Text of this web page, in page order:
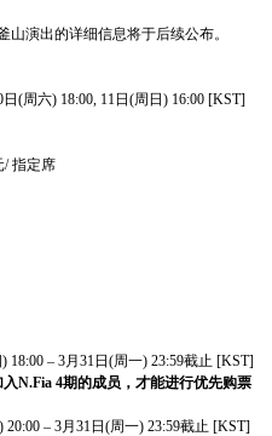
山演出的详细信息将于后续公布。
日 (周六) 18:00, 11日 (周日 ) 16:00 [KST]
/指定席
) 18:00 – 3月 31日 (周一) 23:59截止 [KST]
入N.Fia 4期的成员 ，才能进行优先购票
) 20:00 – 3月 31日 (周一) 23:59截止 [KST]